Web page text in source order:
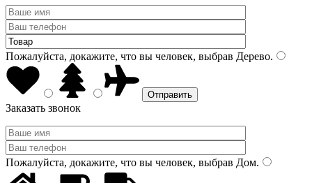
Пожалуйста, докажите, что вы человек, выбрав Дерево.
Заказать звонок
Пожалуйста, докажите, что вы человек, выбрав Дом.